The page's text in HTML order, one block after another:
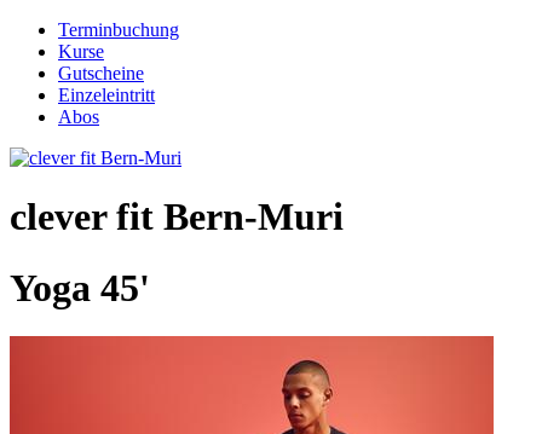
Terminbuchung
Kurse
Gutscheine
Einzeleintritt
Abos
clever fit Bern-Muri
Yoga 45'